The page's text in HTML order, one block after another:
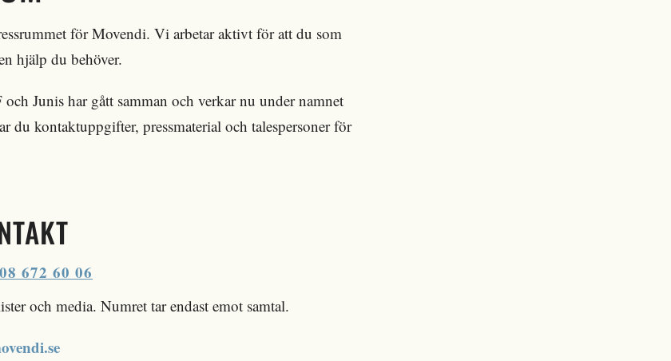
för Movendi. Vi arbetar aktivt för att du som
hjälp du behöver.
Junis har gått samman och verkar nu under namnet
du kontaktuppgifter, pressmaterial och talespersoner för
08 672 60 06
och media. Numret tar endast emot samtal.